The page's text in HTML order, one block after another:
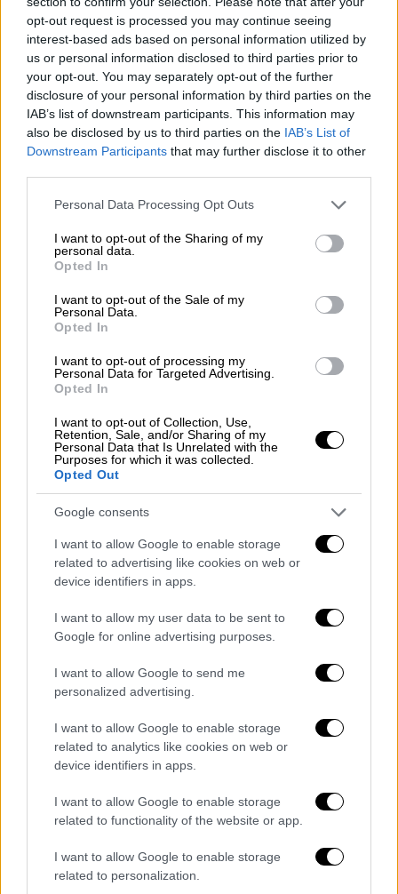
opt-out request is processed you may continue seeing
interest-based ads based on personal information utilized by
us or personal information disclosed to third parties prior to
your opt-out. You may separately opt-out of the further
disclosure of your personal information by third parties on the
IAB’s list of downstream participants. This information may
also be disclosed by us to third parties on the IAB’s List of
Downstream Participants that may further disclose it to other
Please note that this website/app uses one or more Google
not limited to your visit or usage behaviour. You may click to
grant or deny consent to Google and its third-party tags to
use your data for below specified purposes in below Google
consent section.
Personal Data Processing Opt Outs
I want to opt-out of the Sharing of my
personal data.
Opted In
I want to opt-out of the Sale of my
Personal Data.
Opted In
I want to opt-out of processing my
Personal Data for Targeted Advertising.
Opted In
I want to opt-out of Collection, Use,
Retention, Sale, and/or Sharing of my
Personal Data that Is Unrelated with the
Purposes for which it was collected.
Opted Out
Google consents
I want to allow Google to enable storage
related to advertising like cookies on web or
device identifiers in apps.
I want to allow my user data to be sent to
Google for online advertising purposes.
I want to allow Google to send me
personalized advertising.
I want to allow Google to enable storage
related to analytics like cookies on web or
device identifiers in apps.
I want to allow Google to enable storage
related to functionality of the website or app.
I want to allow Google to enable storage
related to personalization.
ότιτα αμερικανικά πλήγματα στοχοποίησαν
ιρανικές γέφυρες. Τα κρατικά μέσα
ενημέρωσης μετέδωσαν πλήγμα σε
σιδηροδρομική γέφυρα στην επαρχία
Γκολεστάν του βορειοανατολικού Ιράν, ενώ
οι Φρουροί της Επανάστασης ανακοίνωσαν
ότι δύο γέφυρες δέχθηκαν επίθεση στη
αξιωματούχοι σχεδιάζουν να κηδέψουν τον
εκλιπόντα Αγιατολάχ Αλί Χαμενεΐ την
Πέμπτη. Δεν ήταν σαφές, ωστόσο, αν η
επίθεση στο Γκολεστάν ήταν η ίδια που
αναφέρθηκε από τους Φρουρούς.
Προειδοποίηση Τραμπ: «Θα γίνει πολύ
χειρότερο» αν επαναληφθούν οι
επιθέσεις στη ναυσιπλοΐα
Μετά την αποχώρησή του από τη σύνοδο
κορυφής του ΝΑΤΟ στην Τουρκία, ο Τραμπ
δημοσίευσε αρκετά βίντεο στα μέσα
κοινωνικής δικτύωσης με εκρήξεις στο Ιράν,
απευθύνονταςνέα προειδοποίηση
προς την
Ισλαμική Δημοκρατία. «Αυτά είναι τα
αντίποινα για τον χθεσινό βομβαρδισμό
πλοίων από το Ιράν.Αν συμβεί ξανά, θα γίνει
πολύ χειρότερο!», έγραψε.
Νωρίτερα μέσα στην ημέρα, ο Τραμπ είχε
δηλώσει ότι οι τελευταίες εκατέρωθεν
συγκρούσεις δεν θα οδηγούσαν σε
«μακροπρόθεσμη» στρατιωτική δράση.
Οτιδήποτε συμβεί, θα συμβεί πολύ
γρήγορα», είπε, αν και άφησε να εννοηθεί ότι
ο αμερικανικός στρατός θα μπορούσε
«απλώς να τελειώσει τη δουλειά».
Παράλληλα, «γύρισε» και στις παλαιότερες
απειλές του για πλήγματα σε
πολιτικές